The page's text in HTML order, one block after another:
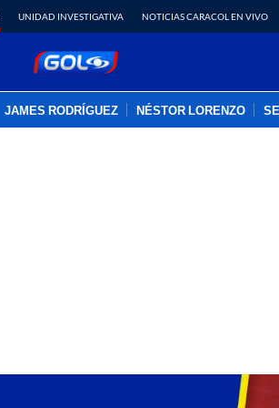
UNIDAD INVESTIGATIVA NOTICIAS CARACOL EN VIVO
JAMES RODRÍGUEZ NÉSTOR LORENZO